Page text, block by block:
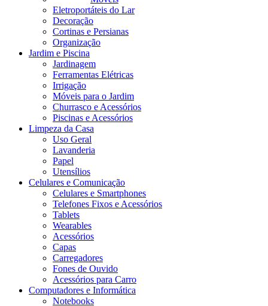
Eletroportáteis do Lar
Decoração
Cortinas e Persianas
Organização
Jardim e Piscina
Jardinagem
Ferramentas Elétricas
Irrigação
Móveis para o Jardim
Churrasco e Acessórios
Piscinas e Acessórios
Limpeza da Casa
Uso Geral
Lavanderia
Papel
Utensílios
Celulares e Comunicação
Celulares e Smartphones
Telefones Fixos e Acessórios
Tablets
Wearables
Acessórios
Capas
Carregadores
Fones de Ouvido
Acessórios para Carro
Computadores e Informática
Notebooks